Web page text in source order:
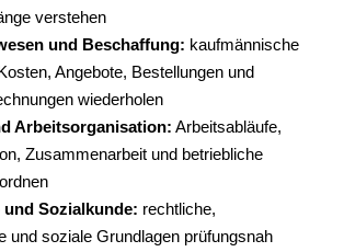
verstehen
und Beschaffung: kaufmännische
Angebote, Bestellungen und
wiederholen
Arbeitsorganisation: Arbeitsabläufe,
Zusammenarbeit und betriebliche
Sozialkunde: rechtliche,
und soziale Grundlagen prüfungsnah